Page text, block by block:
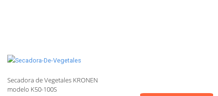
Secadora de Vegetales KRONEN
modelo K50-100S